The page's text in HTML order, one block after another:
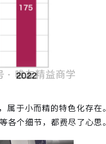
于小而精的特色化存在。
个细节，都费尽了心思。